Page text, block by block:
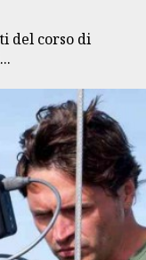
del corso di